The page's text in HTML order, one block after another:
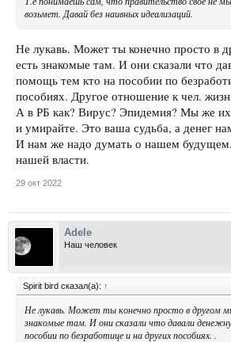
возьмет. Давай без наивных идеализаций.
Не лукавь. Может ты конечно просто в
есть знакомые там. И они сказали что
помощь тем кто на пособии по
пособиях. Другое отношение к чел.
А в РБ как? Вирус? Эпидемия? Мы же
и умирайте. Это ваша судьба, а денег
И нам же надо думать о нашем
нашей власти.
29 окт 2022
Adele
Наш человек
Spirit bird сказал(а): ↑
Не лукавь. Может ты конечно просто в другом
знакомые там. И они сказали что давали
пособии по безработице и на других пособиях. .